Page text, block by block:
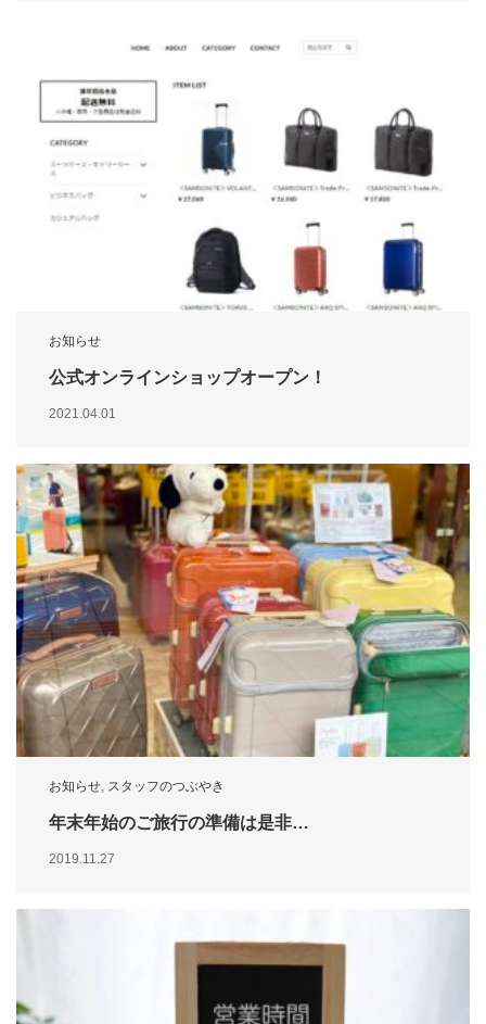
お知らせ
公式オンラインショップオープン！
2021.04.01
お知らせ, スタッフのつぶやき
年末年始のご旅行の準備は是非…
2019.11.27